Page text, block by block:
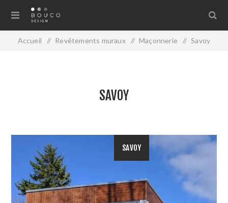
Accueil / Revêtements muraux / Maçonnerie / Savoy
SAVOY
SAVOY